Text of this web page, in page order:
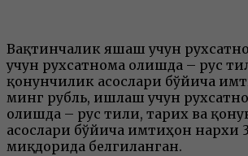
Вақтинчалик яшаш учун
учун рухсатнома олишда – рус
қонунчилик асослари бўйича
минг рубль, ишлаш учун
олишда – рус тили, тарих ва
асослари бўйича имтиҳон нархи
миқдорида белгиланган.